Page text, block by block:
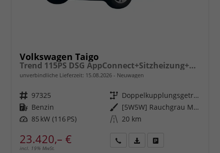
Volkswagen Taigo
Trend 115PS DSG AppConnect+Sitzheizung+PDC+Alu16+LED+DAB+FrontAssist
unverbindliche Lieferzeit: 15.08.2026 Neuwagen
Fahrzeugnr. 97325 Getriebe
Doppelkupplungsgetriebe (DSG)
Kraftstoff Benzin Außenfarbe
[5W5W] Rauchgrau Metallic
Leistung 85 kW (116 PS) Kilometerstand 20 km
23.420,– €
incl. 19% MwSt.